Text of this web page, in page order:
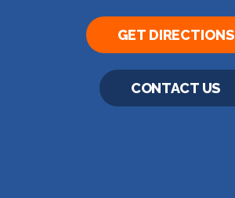
GET DIRECTIONS
CONTACT US